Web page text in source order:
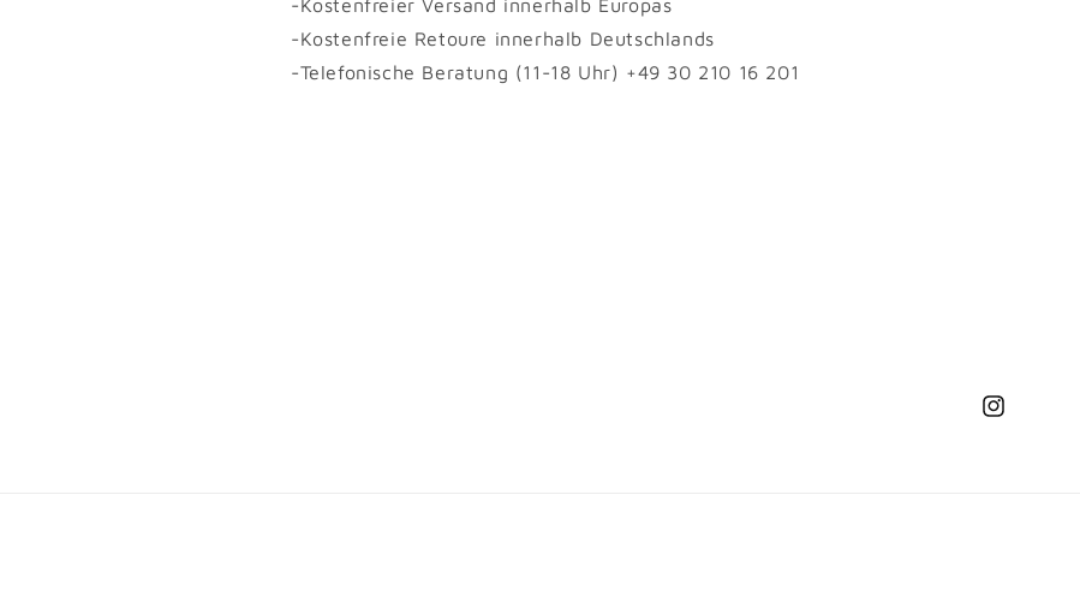
-Kostenfreier Versand innerhalb Europas
-Kostenfreie Retoure innerhalb Deutschlands
-Telefonische Beratung (11-18 Uhr) +49 30 210 16 201
Instagram